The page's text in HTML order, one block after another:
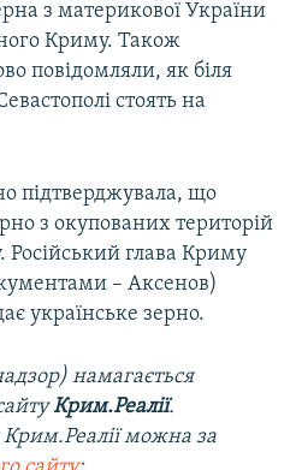
з материкової України
Криму. Також
повідомляли, як біля
стоять на
підтверджувала, що
з окупованих територій
глава Криму
– Аксенов)
українське зерно.
намагається
Крим.Реалії.
можна за